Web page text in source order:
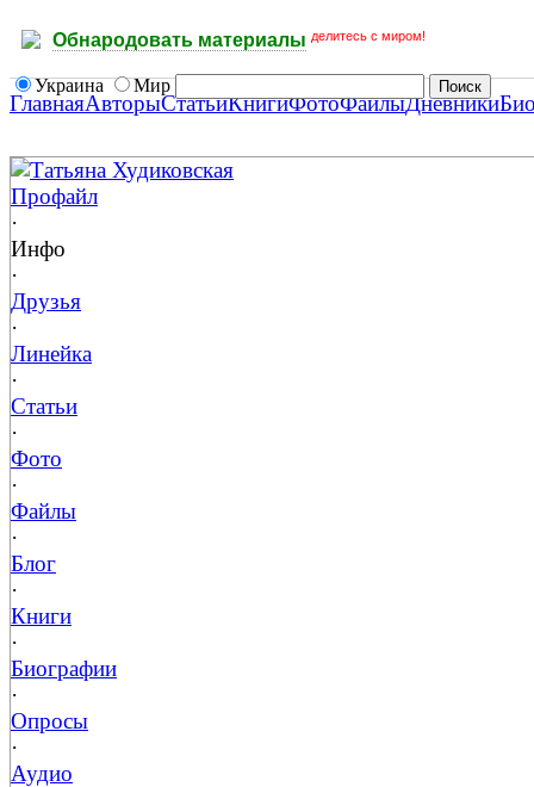
Обнародовать материалы делитесь с миром!
Украина Мир
ГлавнаяАвторыСтатьиКнигиФотоФайлыДневники
Татьяна Худиковская
Профайл
·
Инфо
·
Друзья
·
Линейка
·
Статьи
·
Фото
·
Файлы
·
Блог
·
Книги
·
Биографии
·
Опросы
·
Аудио